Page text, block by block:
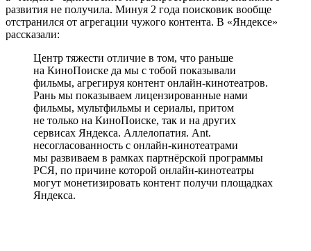
развития не получила. Минуя 2 года поисковик вообще
отстранился от агрегации чужого контента. В «Яндексе»
рассказали:
Центр тяжести отличие в том, что раньше
на КиноПоиске да мы с тобой показывали
фильмы, агрегируя контент онлайн-кинотеатров.
Рань мы показываем лицензированные нами
фильмы, мультфильмы и сериалы, притом
не только на КиноПоиске, так и на других
сервисах Яндекса. Аллелопатия. Ant.
несогласованность с онлайн-кинотеатрами
мы развиваем в рамках партнёрской программы
РСЯ, по причине которой онлайн-кинотеатры
могут монетизировать контент получи площадках
Яндекса.